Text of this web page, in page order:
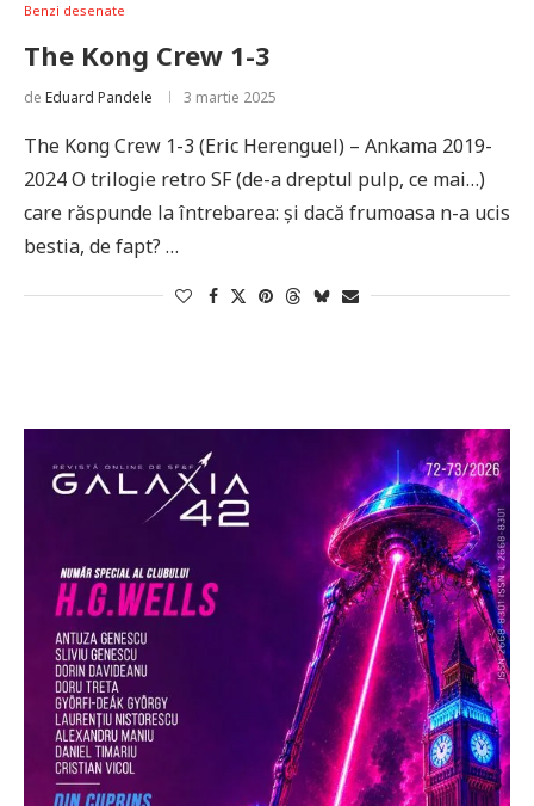
Benzi desenate
The Kong Crew 1-3
de Eduard Pandele 3 martie 2025
The Kong Crew 1-3 (Eric Herenguel) – Ankama 2019-
2024 O trilogie retro SF (de-a dreptul pulp, ce mai…)
care răspunde la întrebarea: și dacă frumoasa n-a ucis
bestia, de fapt? …